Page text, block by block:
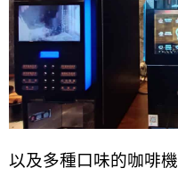
以及多種口味的咖啡機